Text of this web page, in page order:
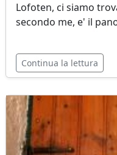
Lofoten, ci siamo
secondo me, e' il
Continua la lettura